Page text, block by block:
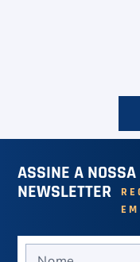
ASSINE A NOSSA
NEWSLETTER